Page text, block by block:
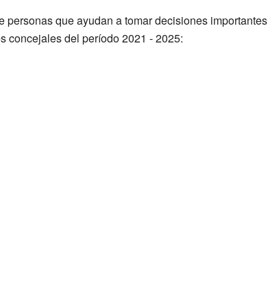
que ayudan a tomar decisiones
concejales del período 2021 - 2025: